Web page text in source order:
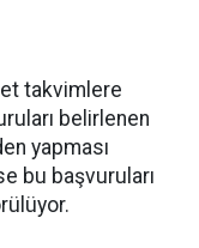
takvimlere
belirlenen
yapması
bu başvuruları